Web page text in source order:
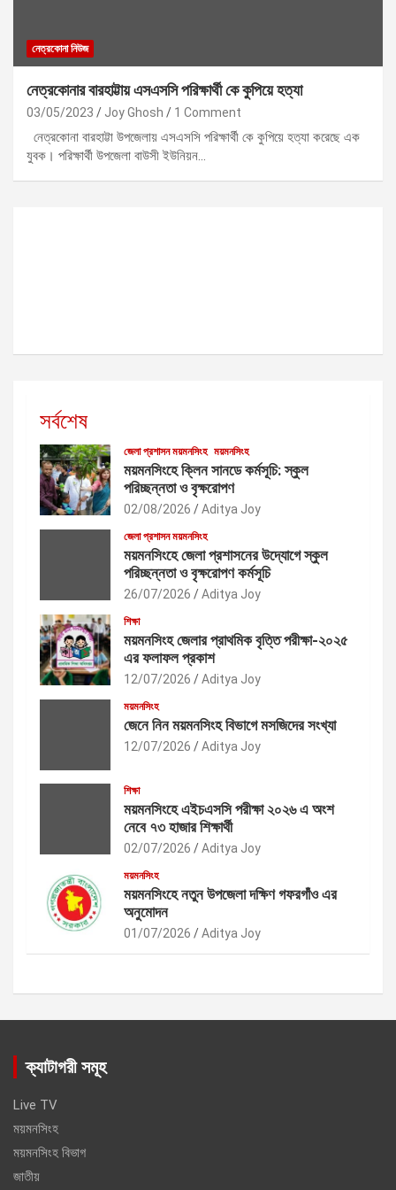
নেত্রকোনা নিউজ
নেত্রকোনার বারহাট্টায় এসএসসি পরিক্ষার্থী কে কুপিয়ে হত্যা
03/05/2023 Joy Ghosh 1 Comment
নেত্রকোনা বারহাট্টা উপজেলায় এসএসসি পরিক্ষার্থী কে কুপিয়ে হত্যা করেছে এক
যুবক। পরিক্ষার্থী উপজেলা বাউসী ইউনিয়ন…
সর্বশেষ
জেলা প্রশাসন ময়মনসিংহ ময়মনসিংহ
ময়মনসিংহে ক্লিন সানডে কর্মসূচি: স্কুল
পরিচ্ছন্নতা ও বৃক্ষরোপণ
02/08/2026 Aditya Joy
জেলা প্রশাসন ময়মনসিংহ
ময়মনসিংহে জেলা প্রশাসনের উদ্যোগে স্কুল
পরিচ্ছন্নতা ও বৃক্ষরোপণ কর্মসূচি
26/07/2026 Aditya Joy
শিক্ষা
ময়মনসিংহ জেলার প্রাথমিক বৃত্তি পরীক্ষা-২০২৫
এর ফলাফল প্রকাশ
12/07/2026 Aditya Joy
ময়মনসিংহ
জেনে নিন ময়মনসিংহ বিভাগে মসজিদের সংখ্যা
12/07/2026 Aditya Joy
শিক্ষা
ময়মনসিংহে এইচএসসি পরীক্ষা ২০২৬ এ অংশ
নেবে ৭৩ হাজার শিক্ষার্থী
02/07/2026 Aditya Joy
ময়মনসিংহ
ময়মনসিংহে নতুন উপজেলা দক্ষিণ গফরগাঁও এর
অনুমোদন
01/07/2026 Aditya Joy
ক্যাটাগরী সমূহ
Live TV
ময়মনসিংহ
ময়মনসিংহ বিভাগ
জাতীয়